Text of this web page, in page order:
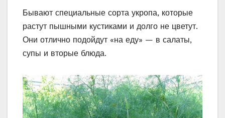
Бывают специальные сорта укропа, которые
растут пышными кустиками и долго не цветут.
Они отлично подойдут «на еду» — в салаты,
супы и вторые блюда.